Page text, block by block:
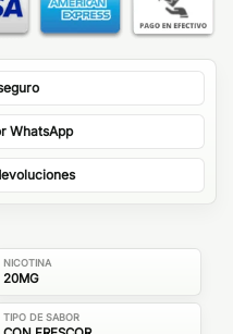
WhatsApp
NICOTINA
20MG
TIPO DE SABOR